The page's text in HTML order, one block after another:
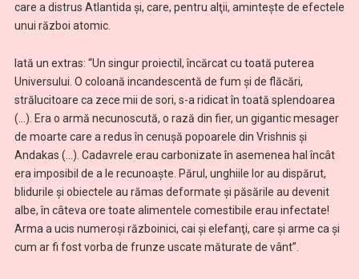
care a distrus Atlantida şi, care, pentru alţii, aminteşte de efectele
unui război atomic.
Iată un extras: “Un singur proiectil, încărcat cu toată puterea
Universului. O coloană incandescentă de fum şi de flăcări,
strălucitoare ca zece mii de sori, s-a ridicat în toată splendoarea
(…). Era o armă necunoscută, o rază din fier, un gigantic mesager
de moarte care a redus în cenuşă popoarele din Vrishnis şi
Andakas (…). Cadavrele erau carbonizate în asemenea hal încât
era imposibil de a le recunoaşte. Părul, unghiile lor au dispărut,
blidurile şi obiectele au rămas deformate şi păsările au devenit
albe, în câteva ore toate alimentele comestibile erau infectate!
Arma a ucis numeroşi războinici, cai şi elefanţi, care şi arme ca şi
cum ar fi fost vorba de frunze uscate măturate de vânt”.